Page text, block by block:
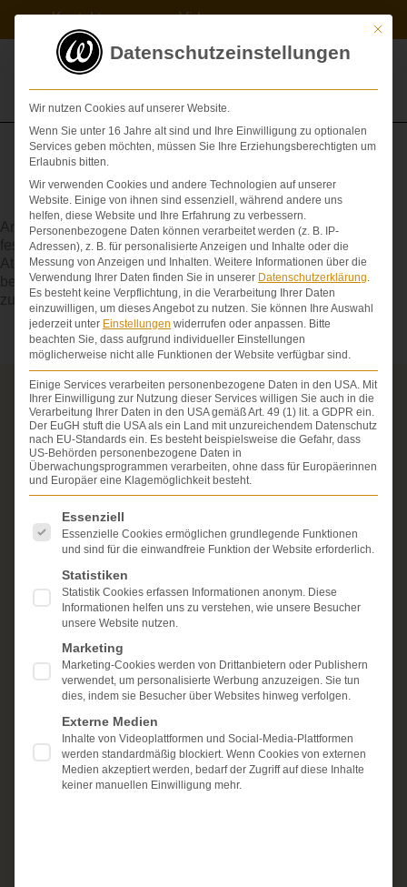
springen
Kontakt Videos
Aspiration
Ansaugen, Einatmen von Luft oder Flüssigkeit; Eindringen
fester (etwa Gewebereste) oder flüssiger Stoffe in die
Atemwege. Wird eine A. während einer Operation nicht
bemerkt, können schwerste Gehirnschäden eintreten bis hin
zum apallischenSyndrom.
Über die Schmerzensgeld-Spezialisten
Seit über 25 Jahren vertreten wir als Fachanwälte
ausschließlich Geschädigte bei schweren
Personenschäden. Wir verfügen über ausgewiesene
Erfahrung im Arzthaftungsrecht, bei Unfallfolgen und
bei der Durchsetzung von Schmerzensgeld- und
Schadensersatzansprüchen.
Ihr Recht steht für uns
im Mittelpunkt.
Mehr erfahren:
Unsere Kanzlei
Kostenlose Erstberatung
Mit
Datenschutzeinstellungen
Wir nutzen Cookies auf unserer Website.
Wenn Sie unter 16 Jahre alt sind und Ihre Einwilligung zu optionalen
Services geben möchten, müssen Sie Ihre Erziehungsberechtigten um
Erlaubnis bitten.
Wir verwenden Cookies und andere Technologien auf unserer
Website. Einige von ihnen sind essenziell, während andere uns
helfen, diese Website und Ihre Erfahrung zu verbessern.
Personenbezogene Daten können verarbeitet werden (z. B. IP-
Adressen), z. B. für personalisierte Anzeigen und Inhalte oder die
Messung von Anzeigen und Inhalten. Weitere Informationen über die
Verwendung Ihrer Daten finden Sie in unserer Datenschutzerklärung.
Es besteht keine Verpflichtung, in die Verarbeitung Ihrer Daten
einzuwilligen, um dieses Angebot zu nutzen. Sie können Ihre Auswahl
jederzeit unter Einstellungen widerrufen oder anpassen. Bitte
beachten Sie, dass aufgrund individueller Einstellungen
möglicherweise nicht alle Funktionen der Website verfügbar sind.
Einige Services verarbeiten personenbezogene Daten in den USA. Mit
Ihrer Einwilligung zur Nutzung dieser Services willigen Sie auch in die
Verarbeitung Ihrer Daten in den USA gemäß Art. 49 (1) lit. a GDPR ein.
Der EuGH stuft die USA als ein Land mit unzureichendem Datenschutz
nach EU-Standards ein. Es besteht beispielsweise die Gefahr, dass
US-Behörden personenbezogene Daten in
Überwachungsprogrammen verarbeiten, ohne dass für Europäerinnen
und Europäer eine Klagemöglichkeit besteht.
Es folgt eine Liste der Service-Gruppen, für die eine
Essenziell
Essenzielle Cookies ermöglichen grundlegende Funktionen
und sind für die einwandfreie Funktion der Website erforderlich.
Statistiken
Statistik Cookies erfassen Informationen anonym. Diese
Informationen helfen uns zu verstehen, wie unsere Besucher
unsere Website nutzen.
Marketing
Marketing-Cookies werden von Drittanbietern oder Publishern
verwendet, um personalisierte Werbung anzuzeigen. Sie tun
dies, indem sie Besucher über Websites hinweg verfolgen.
Externe Medien
Inhalte von Videoplattformen und Social-Media-Plattformen
werden standardmäßig blockiert. Wenn Cookies von externen
Medien akzeptiert werden, bedarf der Zugriff auf diese Inhalte
keiner manuellen Einwilligung mehr.